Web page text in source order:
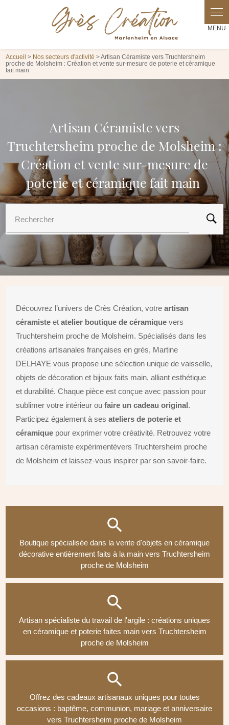
Accueil > Nos secteurs d'activité > Artisan Céramiste vers Truchtersheim
proche de Molsheim : Création et vente sur-mesure de poterie et céramique
fait main
Artisan Céramiste vers
Truchtersheim proche de Molsheim :
Création et vente sur-mesure de
poterie et céramique fait main
Rechercher
Découvrez l’univers de Crès Création, votreartisan
céramiste etatelier boutique de céramiquevers
Truchtersheim proche de Molsheim. Spécialisés dans les
créations artisanales françaises en grès, Martine
DELHAYE vous propose une sélection unique de vaisselle,
objets de décoration et bijoux faits main, alliant esthétique
et durabilité. Chaque pièce est conçue avec passion pour
sublimer votre intérieur oufaire un cadeau original.
Participez également à sesateliers de poterie et
céramique pour exprimer votre créativité. Retrouvez votre
artisan céramiste expérimentévers Truchtersheim proche
de Molsheim et laissez-vous inspirer par son savoir-faire.
Boutique spécialisée dans la vente d'objets en céramique
décorative entièrement faits à la main vers Truchtersheim
proche de Molsheim
Artisan spécialiste du travail de l'argile : créations uniques
en céramique et poterie faites main vers Truchtersheim
proche de Molsheim
Offrez des cadeaux artisanaux uniques pour toutes
occasions : baptême, communion, mariage et anniversaire
vers Truchtersheim proche de Molsheim